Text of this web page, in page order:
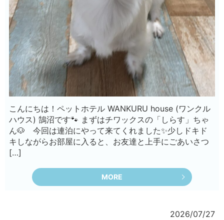
こんにちは！ペットホテル WANKURU house (ワンクル
ハウス) 鵠沼です🐾 まずはチワックスの「しらす」ちゃ
ん🐶 今回は連泊にやって来てくれました✨少しドキド
キしながらお部屋に入ると、お友達と上手にごあいさつ
[…]
MORE
2026/07/27